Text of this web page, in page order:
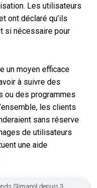
Les utilisateurs
ont déclaré qu’ils
si nécessaire pour
un moyen efficace
à suivre des
ou des programmes
les clients
sans réserve
de utilisateurs
une aide
Slimanol depuis 3